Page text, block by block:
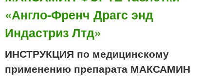
И
Т
к
а
п
у
«Англо-Френч Драгс энд
Индастриз Лтд»
ИНСТРУКЦИЯ по медицинскому
применению препарата МАКСАМИН